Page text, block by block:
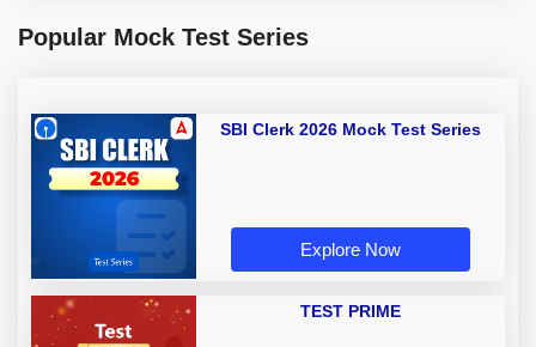
Popular Mock Test Series
SBI Clerk 2026 Mock Test Series
Explore Now
TEST PRIME